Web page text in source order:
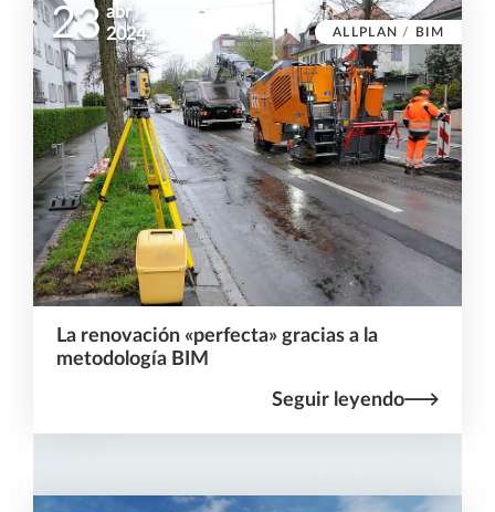
ALLPLAN / BIM
23 abr
2024
La renovación «perfecta» gracias a la
metodología BIM
Seguir leyendo